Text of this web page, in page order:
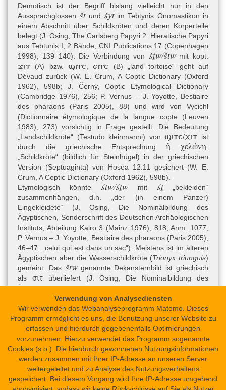
Demotisch ist der Begriff bislang vielleicht nur in den
Aussprachglossen štund šytim Tebtynis Onomastikon in
einem Abschnitt über Schildkröten und deren Körperteile
belegt (J. Osing, The Carlsberg Papyri 2. Hieratische Papyri
aus Tebtunis I, 2 Bände, CNI Publications 17 (Copenhagen
1998) , 139–140). Die Verbindung von šṯw/štwmit kopt.
ϫⲓⲧ (A) bzw. ϣⲓⲧⲥ ,ϭⲓⲧⲥ (B) „land tortoise“ geht auf
Dévaud zurück (W. E. Crum, A Coptic Dictionary (Oxford
1962) , 598b; J. Černý, Coptic Etymological Dictionary
(Cambridge 1976), 256; P. Vernus – J. Yoyotte, Bestiaire
des pharaons (Paris 2005), 88) und wird von Vycichl
(Dictionnaire étymologique de la langue copte (Leuven
1983) , 273) vorsichtig in Frage gestellt. Die Bedeutung
„Landschildkröte“ (Testudo kleinmanni) vonϣⲓⲧⲥ/ϫⲓⲧ ist
durch die griechische Entsprechungἡ χελώνη:
„Schildkröte“ (bildlich für Steinhügel) in der griechischen
Version (Septuaginta) von Hosea 12.11 gesichert (W. E.
Crum, A Coptic Dictionary (Oxford 1962) , 598b).
Etymologisch könnte štw/šṯwmit šṯ„bekleiden“
zusammenhängen, d.h. „der (in einem Panzer)
Eingekleidete“ (J. Osing, Die Nominalbildung des
Ägyptischen, Sonderschrift des Deutschen Archäologischen
Instituts, Abteilung Kairo 3 (Mainz 1976), 818, Anm. 1077;
P. Vernus – J. Yoyotte, Bestiaire des pharaons (Paris 2005),
46–47: „celui qui est dans un sac“). Meistens ist im älteren
Ägyptischen aber die Wasserschildkröte (Trionyx triunguis)
gemeint. Das štwgenannte Dekansternbild ist griechisch
als σιτüberliefert (J. Osing, Die Nominalbildung des
Ägyptischen, Sonderschrift des Deutschen Archäologischen
Instituts, Abteilung Kairo 3 (Mainz 1976), 880 und 890).
Verwendung von Analysediensten
Wir verwenden das Webanalyseprogramm Matomo. Dieses
Programm ermöglicht es uns, die Benutzung unserer Website zu
erfassen und hierdurch gegebenenfalls Optimierungen
vorzunehmen. Hierzu verwendet das Programm sogenannte
Cookies (s.o.). Die hierdurch gewonnenen Nutzungsinformationen
werden zusammen mit Ihrer IP-Adresse an unseren Server
weitergeleitet und zu Analyse des Nutzungsverhaltens
gespeichert. Bei diesem Vorgang wird Ihre IP-Adresse umgehend
Zitationshinweis
Dr. Anke Ilona Blöbaum:Ostrakon Louvre E 3255. In: Science in
Ancient Egypt. URL:https://sae.saw-leipzig.de/de/dokumente/ostrakon-